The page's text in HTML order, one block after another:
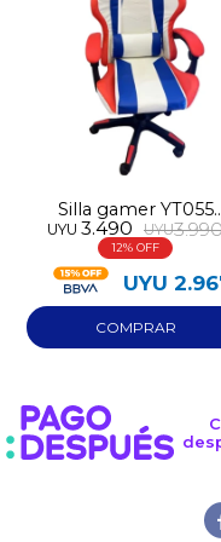
Silla gamer YT055
blanca
UYU 3.490 UYU
12
UYU
Fecha de
Día
Elegí
Elegís Pago
* sujeto a